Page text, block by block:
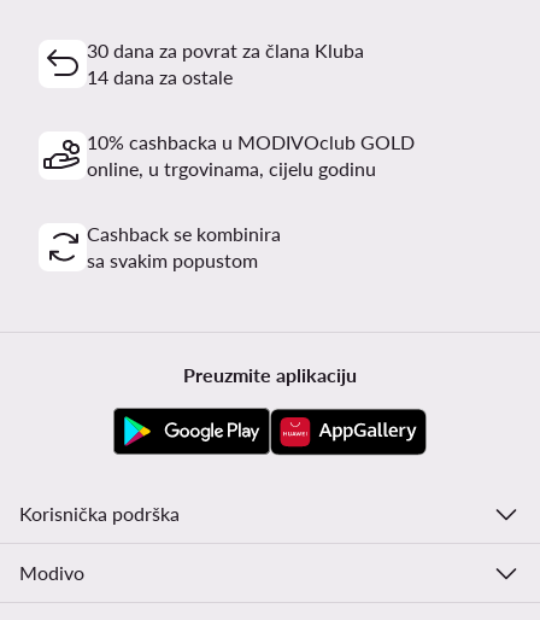
30 dana za povrat za člana Kluba
14 dana za ostale
10% cashbacka u MODIVOclub GOLD
online, u trgovinama, cijelu godinu
Cashback se kombinira
sa svakim popustom
Preuzmite aplikaciju
Korisnička podrška
Modivo